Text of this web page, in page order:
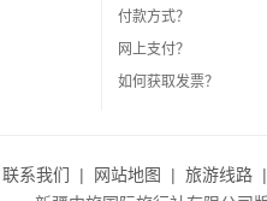
付款方式？
网上支付？
如何获取发票？
联系我们 | 网站地图 | 旅游线路 |